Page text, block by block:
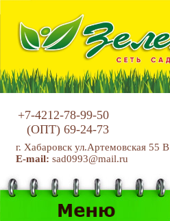
+7-4212-78-99-50
(ОПТ) 69-24-73
г. Хабаровск ул.Артемовская 55 В
E-mail: sad0993@mail.ru